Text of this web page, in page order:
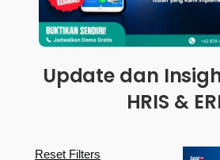
Update dan
HRIS &
Reset Filters